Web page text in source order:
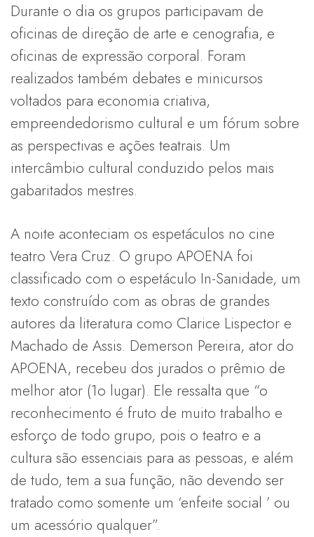
Durante o dia os grupos participavam de
oficinas de direção de arte e cenografia, e
oficinas de expressão corporal. Foram
realizados também debates e minicursos
voltados para economia criativa,
empreendedorismo cultural e um fórum sobre
as perspectivas e ações teatrais. Um
intercâmbio cultural conduzido pelos mais
gabaritados mestres.
A noite aconteciam os espetáculos no cine
teatro Vera Cruz. O grupo APOENA foi
classificado com o espetáculo In-Sanidade, um
texto construído com as obras de grandes
autores da literatura como Clarice Lispector e
Machado de Assis. Demerson Pereira, ator do
APOENA, recebeu dos jurados o prêmio de
melhor ator (1o lugar). Ele ressalta que “o
reconhecimento é fruto de muito trabalho e
esforço de todo grupo, pois o teatro e a
cultura são essenciais para as pessoas, e além
de tudo, tem a sua função, não devendo ser
tratado como somente um ‘enfeite social ’ ou
um acessório qualquer”.